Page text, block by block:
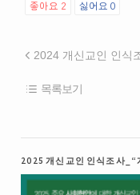
좋아요 2 싫어요 0
목록보기
2025 개신교인 인식조사_“